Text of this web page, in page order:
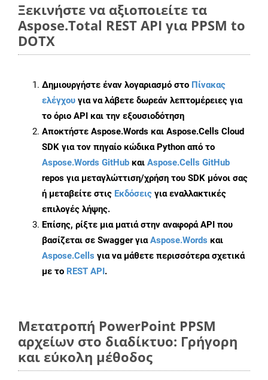
Ξεκινήστε να αξιοποιείτε τα
Aspose.Total REST API για PPSM to
DOTX
Δημιουργήστε έναν λογαριασμό στο Πίνακας
ελέγχου για να λάβετε δωρεάν λεπτομέρειες για
το όριο API και την εξουσιοδότηση
Αποκτήστε Aspose.Words και Aspose.Cells Cloud
SDK για τον πηγαίο κώδικα Python από το
Aspose.Words GitHub και Aspose.Cells GitHub
repos για μεταγλώττιση/χρήση του SDK μόνοι σας
ή μεταβείτε στις Εκδόσεις για εναλλακτικές
επιλογές λήψης.
Επίσης, ρίξτε μια ματιά στην αναφορά API που
βασίζεται σε Swagger γιαAspose.Words και
Aspose.Cells για να μάθετε περισσότερα σχετικά
με το REST API.
Μετατροπή PowerPoint PPSM
αρχείων στο διαδίκτυο: Γρήγορη
και εύκολη μέθοδος